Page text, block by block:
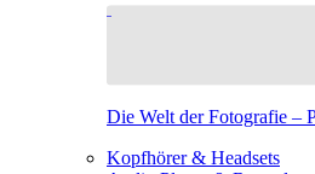
Die Welt der Fotografie –
Kopfhörer & Headsets